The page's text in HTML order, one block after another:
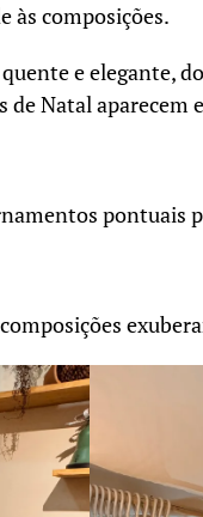
às composições.
e elegante,
de Natal aparecem
pontuais